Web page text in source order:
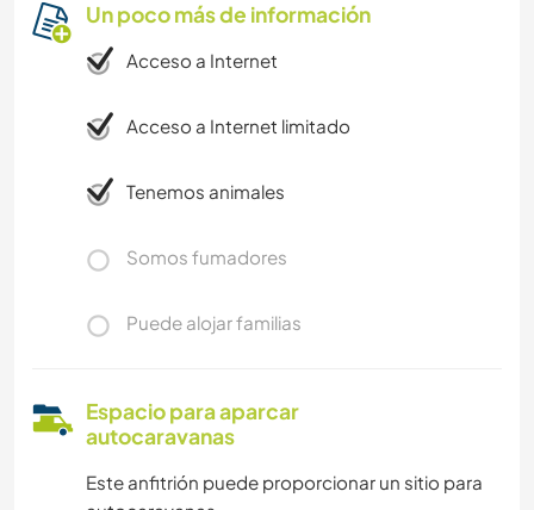
Un poco más de información
Acceso a Internet
Acceso a Internet limitado
Tenemos animales
Somos fumadores
Puede alojar familias
Espacio para aparcar
autocaravanas
Este anfitrión puede proporcionar un sitio para